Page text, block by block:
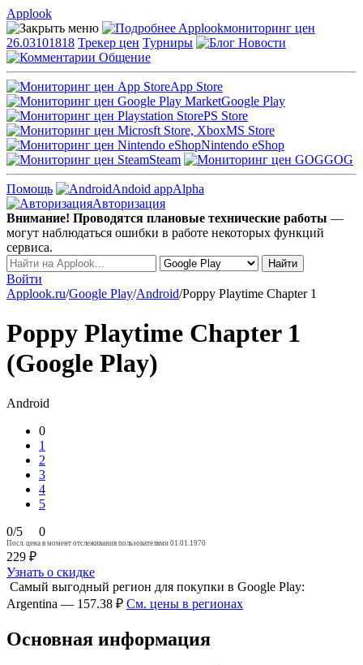
Applook
Applookмониторинг цен
26.03101818 Трекер цен Турниры
Новости
Общение
App Store
Google Play
PS Store
MS Store
Nintendo eShop
Steam
GOG
Помощь Andoid appAlpha
Авторизация
Внимание! Проводятся плановые технические работы —
могут наблюдаться ошибки в работе некоторых функций
сервиса.
Войти
Applook.ru/Google Play/Android/Poppy Playtime Chapter 1
Poppy Playtime Chapter 1
(Google Play)
Android
0
1
2
3
4
5
0/5 0
Посл. цена в момент отслеживания пользователями 01.01.1970
229 ₽
Узнать о скидке
Самый выгодный регион для покупки в Google Play:
Argentina — 157.38 ₽ См. цены в регионах
Основная информация